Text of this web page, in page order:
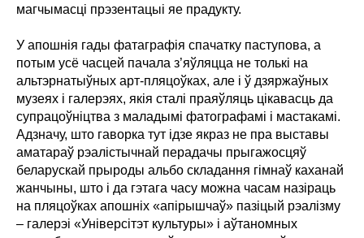
магчымасці прэзентацыі яе прадукту.
У апошнія гады фатаграфія спачатку паступова, а
потым усё часцей пачала з’яўляцца не толькі на
альтэрнатыўных арт-пляцоўках, але і ў дзяржаўных
музеях і галерэях, якія сталі праяўляць цікавасць да
супрацоўніцтва з маладымі фатографамі і мастакамі.
Адзначу, што гаворка тут ідзе якраз не пра выставы
аматараў рэалістычнай перадачы прыгажосцяў
беларускай прыроды альбо складання гімнаў каханай
жанчыны, што і да гэтага часу можна часам назіраць
на пляцоўках апошніх «апірышчаў» пазіцый рэалізму
– галерэі «Універсітэт культуры» і аўтаномных